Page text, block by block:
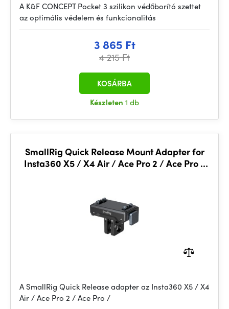
A K&F CONCEPT Pocket 3 szilikon védőborító szettet
az optimális védelem és funkcionalitás
3 865 Ft
4 215 Ft
Készleten 1 db
KOSÁRBA
SmallRig Quick Release Mount Adapter for
Insta360 X5 / X4 Air / Ace Pro 2 / Ace Pro /
A SmallRig Quick Release adapter az Insta360 X5 / X4
Air / Ace Pro 2 / Ace Pro /